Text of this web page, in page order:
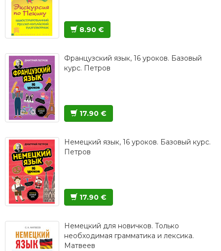
8.90 €
Французский язык, 16 уроков. Базовый
курс. Петров
17.90 €
Немецкий язык, 16 уроков. Базовый курс.
Петров
17.90 €
Немецкий для новичков. Только
необходимая грамматика и лексика.
Матвеев